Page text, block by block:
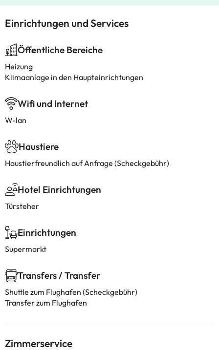
Einrichtungen und Services
Öffentliche Bereiche
Heizung
Klimaanlage in den Haupteinrichtungen
Wifi und Internet
W-lan
Haustiere
Haustierfreundlich auf Anfrage (Scheckgebühr)
Hotel Einrichtungen
Türsteher
Einrichtungen
Supermarkt
Transfers / Transfer
Shuttle zum Flughafen (Scheckgebühr)
Transfer zum Flughafen
Zimmerservice